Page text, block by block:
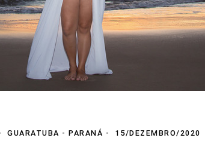
GUARATUBA - PARANÁ 15/DEZEMBRO/2020